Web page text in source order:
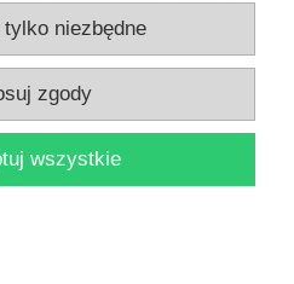
konto
niezbędne
zgody
wszystkie